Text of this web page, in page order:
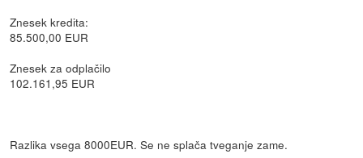
Znesek kredita:
85.500,00 EUR
Znesek za odplačilo
102.161,95 EUR
Razlika vsega 8000EUR. Se ne splača tveganje zame.